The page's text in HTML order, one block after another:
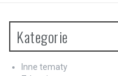
Kategorie
Inne tematy